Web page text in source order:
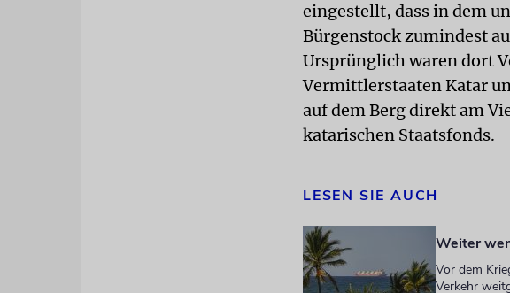
eingestellt, dass in dem
Bürgenstock zumindest
Ursprünglich waren dort
Vermittlerstaaten Katar
auf dem Berg direkt am
katarischen Staatsfonds.
LESEN SIE AUCH
Weiter
Vor dem
Verkehr